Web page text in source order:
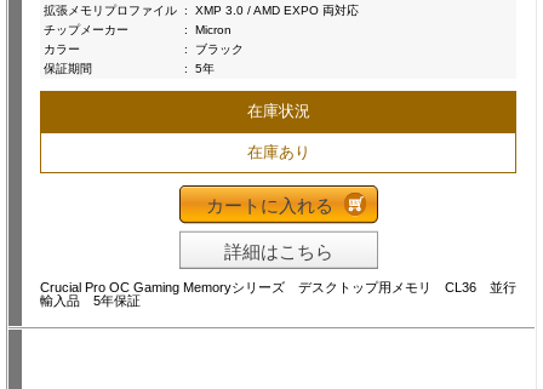
拡張メモリプロファイル :
XMP 3.0 / AMD EXPO 両対応
チップメーカー
:
Micron
カラー
:
ブラック
保証期間
: 5年
在庫状況
在庫あり
カートに入れる
詳細はこちら
Crucial Pro OC Gaming Memoryシリーズ デスクトップ用メモリ CL36 並行
輸入品 5年保証